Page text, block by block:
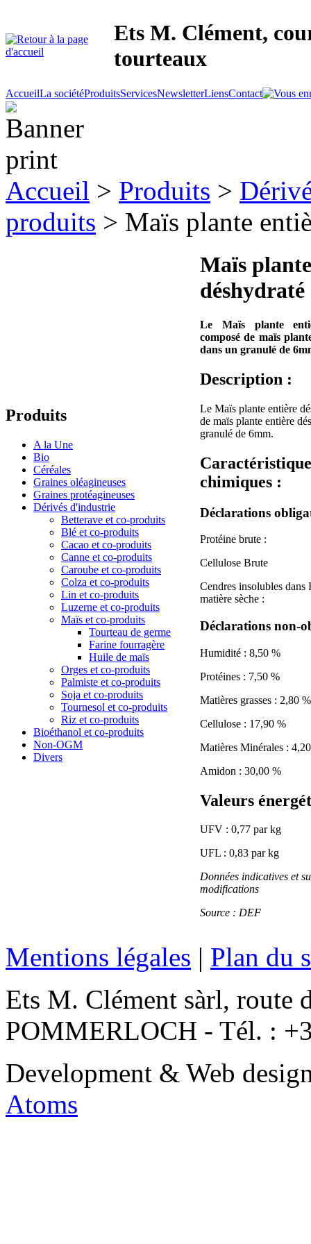
Ets M. Clément,
tourteaux
AccueilLa sociétéProduitsServicesNewsletterLiensContact
Accueil > Produits >
produits > Maïs plante
Produits
A la Une
Bio
Céréales
Graines oléagineuses
Graines protéagineuses
Dérivés d'industrie
Betterave et co-produits
Blé et co-produits
Cacao et co-produits
Canne et co-produits
Caroube et co-produits
Colza et co-produits
Lin et co-produits
Luzerne et co-produits
Maïs et co-produits
Tourteau de germe
Farine fourragère
Huile de maïs
Orges et co-produits
Palmiste et co-produits
Soja et co-produits
Tournesol et co-produits
Riz et co-produits
Bioéthanol et co-produits
Non-OGM
Divers
Maïs
Le Maïs plante
composé de maïs
dans un granulé de
Description :
Le Maïs plante entière
de maïs plante entière
granulé de 6mm.
chimiques :
Déclarations
Protéine brute :
Cellulose Brute
Cendres insolubles
matière sèche :
Déclarations non-
Humidité : 8,50 %
Protéines : 7,50 %
Matières grasses : 2,80 %
Cellulose : 17,90 %
Matières Minérales :
Amidon : 30,00 %
Valeurs
UFV : 0,77 par kg
UFL : 0,83 par kg
Données indicatives et
modifications
Source : DEF
Mentions légales | Plan du
Ets M. Clément sàrl, route
POMMERLOCH - Tél. :
Development & Web
Atoms